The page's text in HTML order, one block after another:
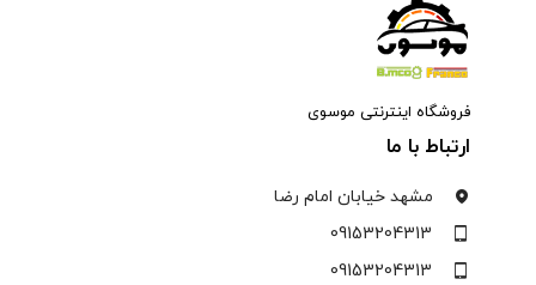
فروشگاه اینترنتی موسوی
ارتباط با ما
مشهد خیابان امام رضا
09153204313
09153204313